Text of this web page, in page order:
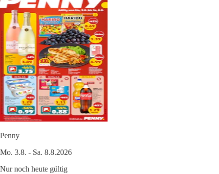
Penny
Mo. 3.8. - Sa. 8.8.2026
Nur noch heute gültig